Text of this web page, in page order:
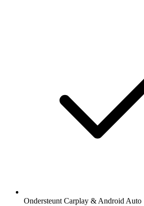
Ondersteunt Carplay & Android Auto